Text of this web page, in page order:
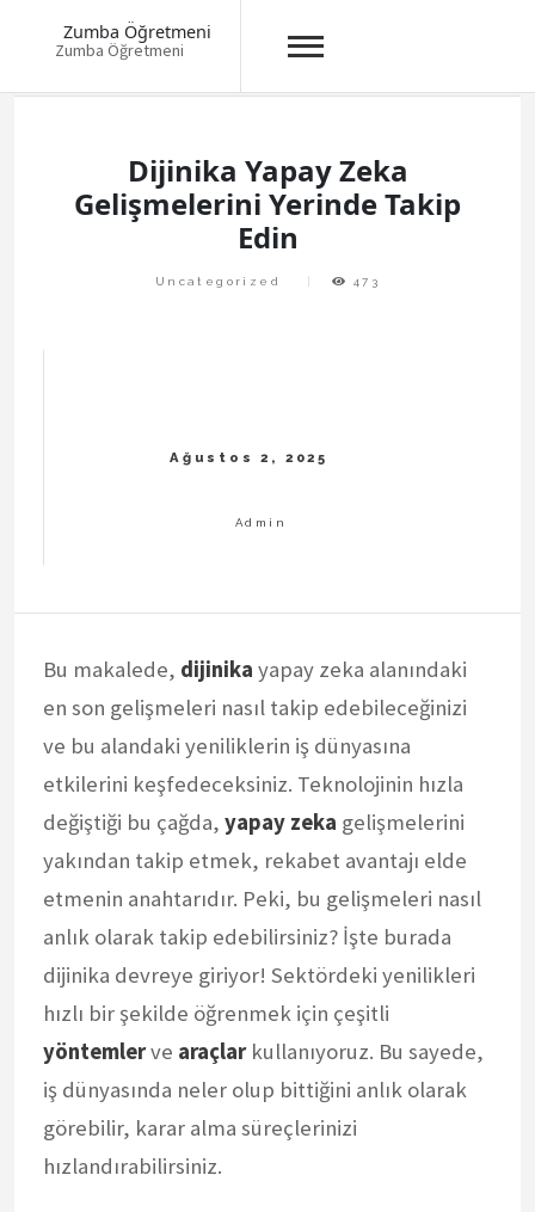
Zumba Öğretmeni
Zumba Öğretmeni
Dijinika Yapay Zeka
Gelişmelerini Yerinde Takip
Edin
Uncategorized 473
Bu makalede, dijinika yapay zeka alanındaki
en son gelişmeleri nasıl takip edebileceğinizi
ve bu alandaki yeniliklerin iş dünyasına
etkilerini keşfedeceksiniz. Teknolojinin hızla
değiştiği bu çağda, yapay zeka gelişmelerini
yakından takip etmek, rekabet avantajı elde
etmenin anahtarıdır. Peki, bu gelişmeleri nasıl
anlık olarak takip edebilirsiniz? İşte burada
dijinika devreye giriyor! Sektördeki yenilikleri
hızlı bir şekilde öğrenmek için çeşitli
yöntemlerve araçlarkullanıyoruz. Bu sayede,
iş dünyasında neler olup bittiğini anlık olarak
görebilir, karar alma süreçlerinizi
hızlandırabilirsiniz.